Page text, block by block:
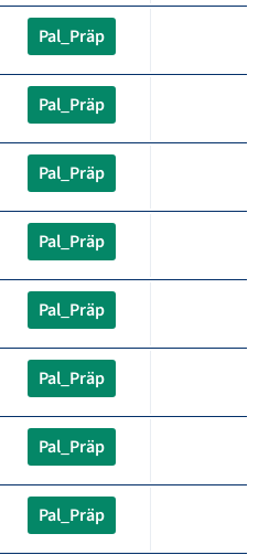
Pal_Präp
Pal_Präp
Pal_Präp
Pal_Präp
Pal_Präp
Pal_Präp
Pal_Präp
Pal_Präp